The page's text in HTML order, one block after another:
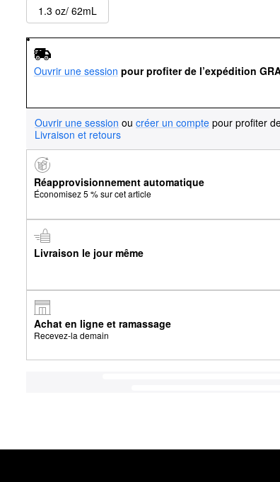
1.3 oz/ 62mL
Ouvrir une session pour profiter de l’expédition
Ouvrir une session ou créer un compte pour profiter
Livraison et retours
Réapprovisionnement automatique
Économisez 5 % sur cet article
Livraison le jour même
Achat en ligne et ramassage
Recevez-la demain